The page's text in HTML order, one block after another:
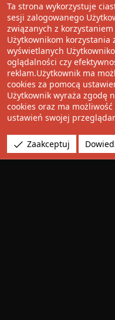
Wolnościowe cytaty
Udostępnij
Facebook
TwitterReddit
Community platform by
Pixel Exit
Tłumaczenie wykonane
via s9e/MediaSites
Ta strona wykorzystuje
sesji zalogowanego
związanych z
Użytkownikom
wyświetlanych
oglądalności czy
reklam.Użytkownik ma
cookies za pomocą
Użytkownik wyraża zgodę
cookies oraz ma możliwość
ustawień swojej
Zaakceptuj